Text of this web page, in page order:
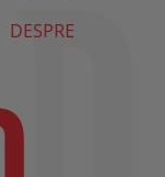
DESPRE